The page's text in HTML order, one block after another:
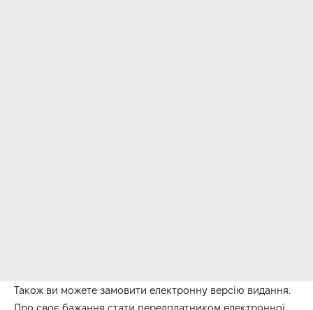
Також ви можете замовити електронну версію видання.